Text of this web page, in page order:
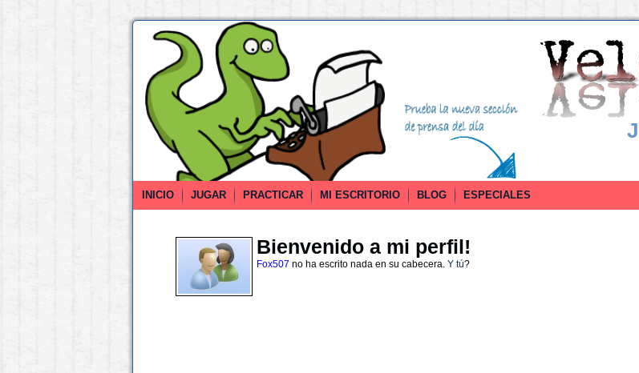
INICIO JUGAR PRACTICAR MI ESCRITORIO BLOG ESPECIALES
Bienvenido a mi perfil!
Fox507 no ha escrito nada en su cabecera. Y tú?